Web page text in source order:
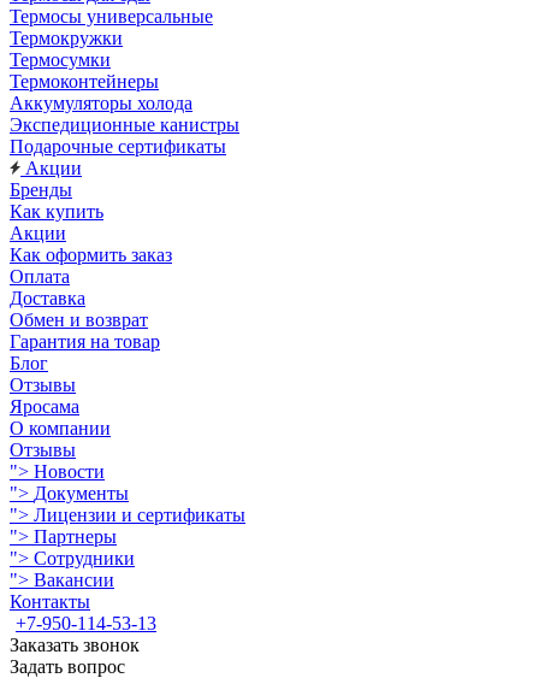
Термосы универсальные
Термокружки
Термосумки
Термоконтейнеры
Аккумуляторы холода
Экспедиционные канистры
Подарочные сертификаты
Акции
Бренды
Как купить
Акции
Как оформить заказ
Оплата
Доставка
Обмен и возврат
Гарантия на товар
Блог
Отзывы
Яросама
О компании
Отзывы
"> Новости
"> Документы
"> Лицензии и сертификаты
"> Партнеры
"> Сотрудники
"> Вакансии
Контакты
+7-950-114-53-13
Заказать звонок
Задать вопрос